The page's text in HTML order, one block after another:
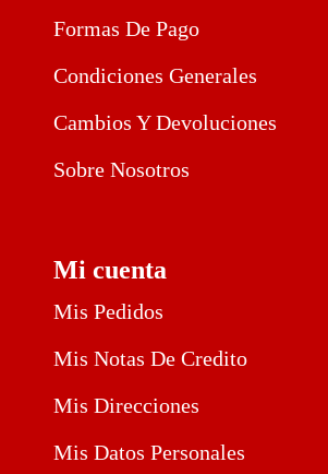
Formas De Pago
Condiciones Generales
Cambios Y Devoluciones
Sobre Nosotros
Mi cuenta
Mis Pedidos
Mis Notas De Credito
Mis Direcciones
Mis Datos Personales